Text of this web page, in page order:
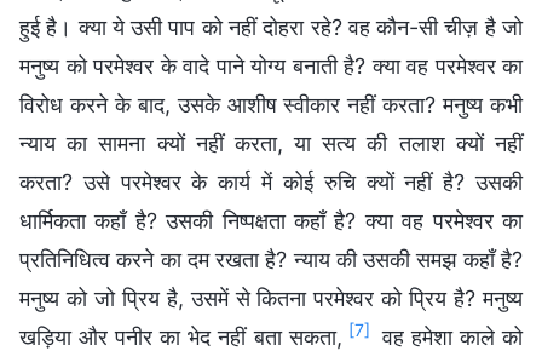
हुई है। क्या ये उसी पाप को नहीं दोहरा रहे? वह कौन-सी चीज़ है जो
मनुष्य को परमेश्वर के वादे पाने योग्य बनाती है? क्या वह परमेश्वर का
विरोध करने के बाद, उसके आशीष स्वीकार नहीं करता? मनुष्य कभी
न्याय का सामना क्यों नहीं करता, या सत्य की तलाश क्यों नहीं
करता? उसे परमेश्वर के कार्य में कोई रुचि क्यों नहीं है? उसकी
धार्मिकता कहाँ है? उसकी निष्पक्षता कहाँ है? क्या वह परमेश्वर का
प्रतिनिधित्व करने का दम रखता है? न्याय की उसकी समझ कहाँ है?
मनुष्य को जो प्रिय है, उसमें से कितना परमेश्वर को प्रिय है? मनुष्य
खड़िया और पनीर का भेद नहीं बता सकता, [7] वह हमेशा काले को